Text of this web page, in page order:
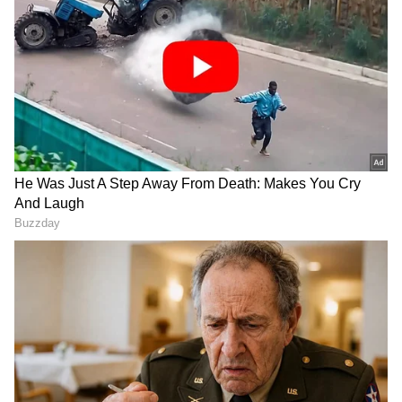
Asianet News
2. ನೆರಳಿನಲ್ಲಿ ಒಣಗಿಸುವುದು ಏಕೆ ಮುಖ್ಯ?
ಬಹಳಷ್ಟು ಜನರು ಸಿಲ್ಕ್ ಸೀರೆಗಳನ್ನು ನೇರ ಬಿಸಿಲಿನಲ್ಲಿ
ಒಣಗಿಸುತ್ತಾರೆ. ಆದರೆ ಇದು ದೊಡ್ಡ ತಪ್ಪು ಎಂದು ತಜ್ಞರು
ಹೇಳುತ್ತಾರೆ. ಸೂರ್ಯನ ತೀವ್ರ ಕಿರಣಗಳಿಂದ ಸೀರೆ ಬಣ್ಣ
ಮಸುಕಾಗಬಹುದು. ಆದ್ದರಿಂದ ಯಾವಾಗಲೂ ನೆರಳಿನಲ್ಲಿ ಗಾಳಿ
ಬೀಸುವ ಜಾಗದಲ್ಲಿ ಒಣಗಿಸುವುದು ಉತ್ತಮ.